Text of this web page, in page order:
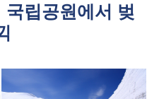
립공원에서 벚